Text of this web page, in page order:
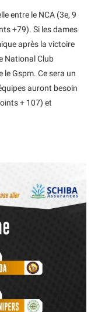
entre le NCA (3e, 9
+79). Si les dames
après la victoire
National Club
le Gspm. Ce sera un
auront besoin
+ 107) et